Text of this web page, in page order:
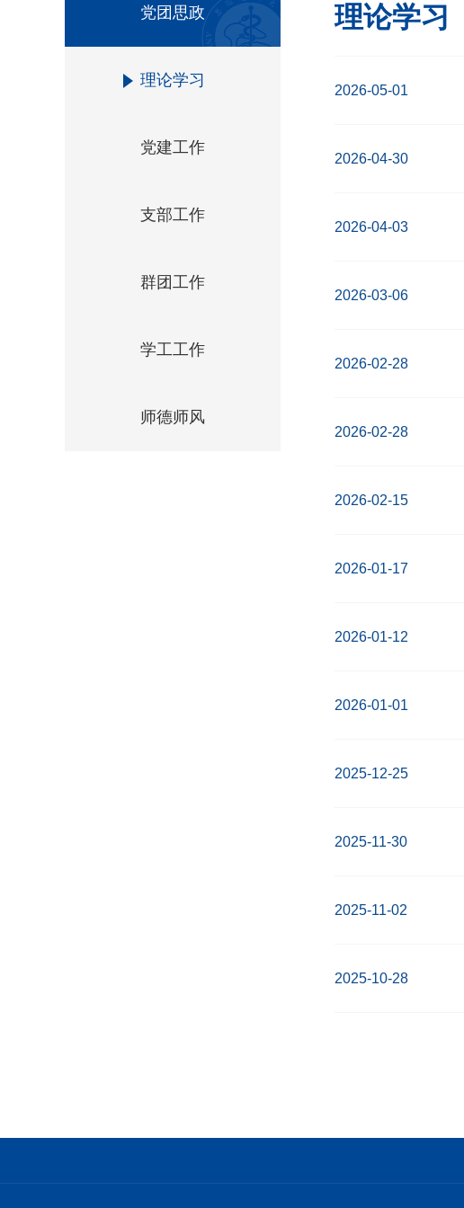
党团思政
理论学习
党建工作
支部工作
群团工作
学工工作
师德师风
理论学习
2026-05-01
2026-04-30
2026-04-03
2026-03-06
2026-02-28
2026-02-28
2026-02-15
2026-01-17
2026-01-12
2026-01-01
2025-12-25
2025-11-30
2025-11-02
2025-10-28